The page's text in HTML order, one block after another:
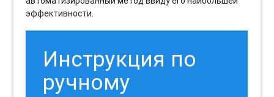
эффективности.
Инструкция по
ручному